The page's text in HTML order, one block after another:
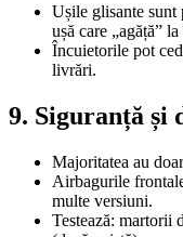
Ușile glisante sunt
ușă care „agăță”
Încuietorile pot
livrări.
9. Siguranță și
Majoritatea au
Airbagurile
multe versiuni.
Testează: martorii